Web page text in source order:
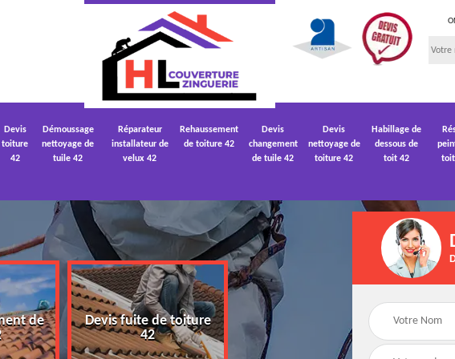
Devis
toiture
42
Démoussage
nettoyage de
tuile 42
Réparateur
installateur de
velux 42
Rehaussement
de toiture 42
Devis
changement
de tuile 42
Devis
nettoyage de
toiture 42
Habillage de
dessous de
toit 42
de
Devis fuite de toiture
42
Devis nettoyage de
toiture 42